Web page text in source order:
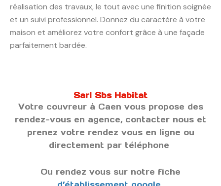
réalisation des travaux, le tout avec une finition soignée
et un suivi professionnel. Donnez du caractère à votre
maison et améliorez votre confort grâce à une façade
parfaitement bardée.
Sarl Sbs Habitat
Votre couvreur à Caen vous propose des
rendez-vous en agence, contacter nous et
prenez votre rendez vous en ligne ou
directement par téléphone
Ou rendez vous sur notre fiche